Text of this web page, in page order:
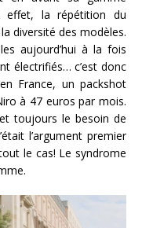
effet, la répétition du
diversité des modèles.
aujourd’hui à la fois
électrifiés… c’est donc
France, un packshot
à 47 euros par mois.
toujours le besoin de
l’argument premier
le cas! Le syndrome